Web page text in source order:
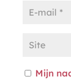
Mijn